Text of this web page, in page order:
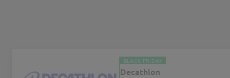
BLACK FRIDAY
Decathlon